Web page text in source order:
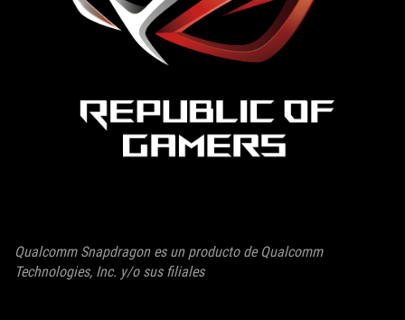
Qualcomm Snapdragon es un producto de Qualcomm
Technologies, Inc. y/o sus filiales